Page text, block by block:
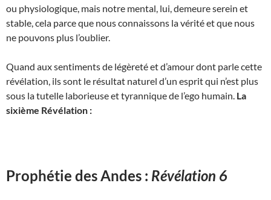
ou physiologique, mais notre mental, lui, demeure serein et
stable, cela parce que nous connaissons la vérité et que nous
ne pouvons plus l’oublier.
Quand aux sentiments de légèreté et d’amour dont parle cette
révélation, ils sont le résultat naturel d’un esprit qui n’est plus
sous la tutelle laborieuse et tyrannique de l’ego humain. La
sixième Révélation :
Prophétie des Andes : Révélation 6